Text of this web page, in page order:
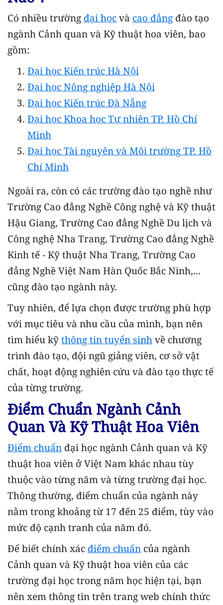
Có nhiều trường đại học và cao đẳng đào tạo
ngành Cảnh quan và Kỹ thuật hoa viên, bao
gồm:
Đại học Kiến trúc Hà Nội
Đại học Nông nghiệp Hà Nội
Đại học Kiến trúc Đà Nẵng
Đại học Khoa học Tự nhiên TP. Hồ Chí
Minh
Đại học Tài nguyên và Môi trường TP. Hồ
Chí Minh
Ngoài ra, còn có các trường đào tạo nghề như
Trường Cao đẳng Nghề Công nghệ và Kỹ thuật
Hậu Giang, Trường Cao đẳng Nghề Du lịch và
Công nghệ Nha Trang, Trường Cao đẳng Nghề
Kinh tế - Kỹ thuật Nha Trang, Trường Cao
đẳng Nghề Việt Nam Hàn Quốc Bắc Ninh,...
cũng đào tạo ngành này.
Tuy nhiên, để lựa chọn được trường phù hợp
với mục tiêu và nhu cầu của mình, bạn nên
tìm hiểu kỹ thông tin tuyển sinh về chương
trình đào tạo, đội ngũ giảng viên, cơ sở vật
chất, hoạt động nghiên cứu và đào tạo thực tế
của từng trường.
Điểm Chuẩn Ngành Cảnh
Quan Và Kỹ Thuật Hoa Viên
Điểm chuẩn đại học ngành Cảnh quan và Kỹ
thuật hoa viên ở Việt Nam khác nhau tùy
thuộc vào từng năm và từng trường đại học.
Thông thường, điểm chuẩn của ngành này
nằm trong khoảng từ 17 đến 25 điểm, tùy vào
mức độ cạnh tranh của năm đó.
Để biết chính xác điểm chuẩn của ngành
Cảnh quan và Kỹ thuật hoa viên của các
trường đại học trong năm học hiện tại, bạn
nên xem thông tin trên trang web chính thức